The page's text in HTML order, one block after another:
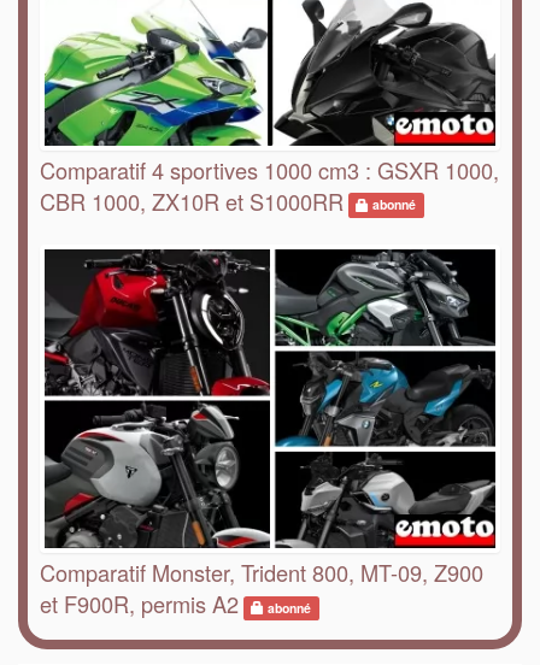
Comparatif 4 sportives 1000 cm3 : GSXR 1000,
CBR 1000, ZX10R et S1000RR
abonné
Comparatif Monster, Trident 800, MT-09, Z900
et F900R, permis A2
abonné